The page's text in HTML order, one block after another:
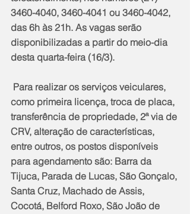
3460-4040, 3460-4041 ou 3460-4042,
das 6h às 21h. As vagas serão
disponibilizadas a partir do meio-dia
desta quarta-feira (16/3).
como primeira licença, troca de placa,
transferência de propriedade, 2ª via de
CRV, alteração de características,
entre outros, os postos disponíveis
para agendamento são: Barra da
Tijuca, Parada de Lucas, São Gonçalo,
Santa Cruz, Machado de Assis,
Cocotá, Belford Roxo, São João de